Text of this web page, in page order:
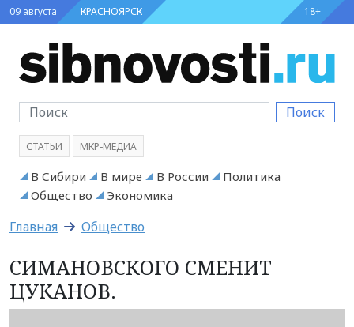
09 августа КРАСНОЯРСК 18+
Поиск
СТАТЬИ МКР-МЕДИА
В Сибири В мире В России
Политика
Общество
Экономика
Главная Общество
СИМАНОВСКОГО СМЕНИТ
ЦУКАНОВ.